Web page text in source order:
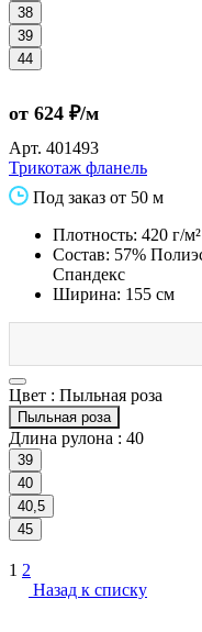
38
39
44
от 624 ₽/м
Арт. 401493
Трикотаж фланель
Под заказ от 50 м
Плотность: 420 г/м²
Состав: 57%
Спандекс
Ширина: 155 см
Цвет : Пыльная роза
Пыльная роза
Длина рулона : 40
39
40
40,5
45
1 2
Назад к списку